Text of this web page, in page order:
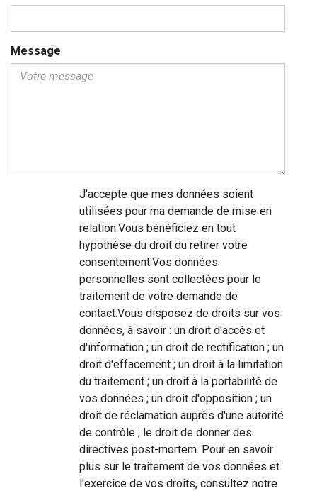
Message
J'accepte que mes données soient
utilisées pour ma demande de mise en
relation.Vous bénéficiez en tout
hypothèse du droit du retirer votre
consentement.Vos données
personnelles sont collectées pour le
traitement de votre demande de
contact.Vous disposez de droits sur vos
données, à savoir : un droit d'accès et
d'information ; un droit de rectification ; un
droit d'effacement ; un droit à la limitation
du traitement ; un droit à la portabilité de
vos données ; un droit d'opposition ; un
droit de réclamation auprès d'une autorité
de contrôle ; le droit de donner des
directives post-mortem. Pour en savoir
plus sur le traitement de vos données et
l'exercice de vos droits, consultez notre